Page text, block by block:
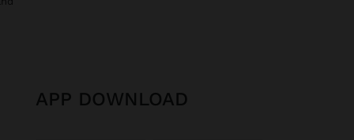
APP DOWNLOAD